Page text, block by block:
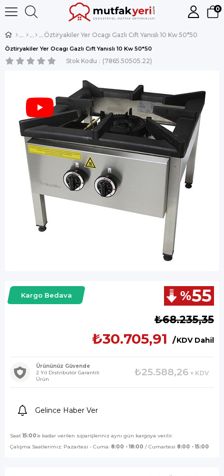
0
Öztiryakiler Yer Ocagı Gazlı Cıft Yanıslı 10 Kw 50*50
Öztiryakiler Yer Ocagı Gazlı Cıft Yanıslı 10 Kw 50*50
Stok Kodu (7865.50505.22)
Kargo Bedava %55
İndirim
₺68.235,35
KDV Dahil
₺30.705,91
Ürününüz Güvende
2 Yıl Distribütör Garantili
Ürün
₺25.588,26 + KDV
Gelince Haber Ver
Saat15:00’e kadar verilen siparişleriniz aynı gün kargoya verilir.
Çalışma Saatlerimiz: Pazartesi - Cuma: 8:00 - 18:00 / Cumartesi 8:00 - 15:00